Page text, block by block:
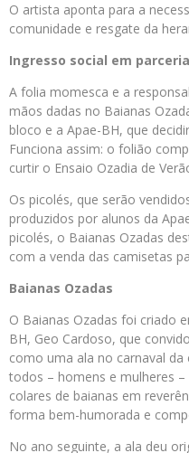
O artista aponta para a
comunidade e resgate da
Ingresso social em
A folia momesca e a
mãos dadas no Baianas
bloco e a Apae-BH, que
Funciona assim: o folião
curtir o Ensaio Ozadia de
Os picolés, que serão
produzidos por alunos da
picolés, o Baianas Ozadas
com a venda das camisetas
Baianas Ozadas
O Baianas Ozadas foi criado
BH, Geo Cardoso, que
como uma ala no carnaval
todos – homens e mulheres
colares de baianas em
forma bem-humorada e
No ano seguinte, a ala deu